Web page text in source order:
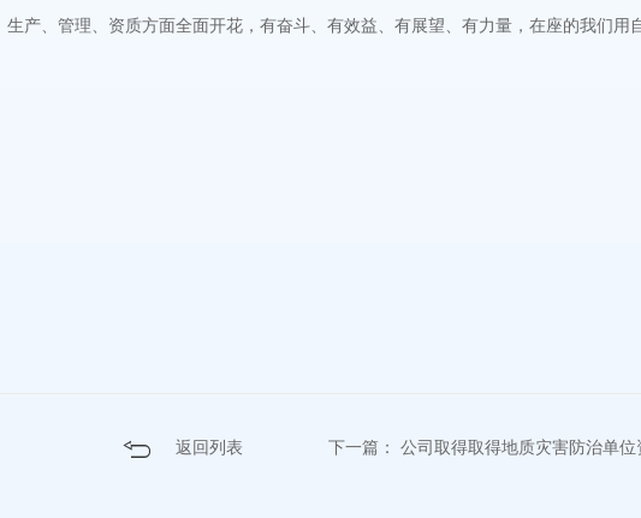
产、管理、资质方面全面开花，有奋斗、有效益、有展望、有力量，在座的我们用
返回列表 下一篇： 公司取得取得地质灾害防治单位